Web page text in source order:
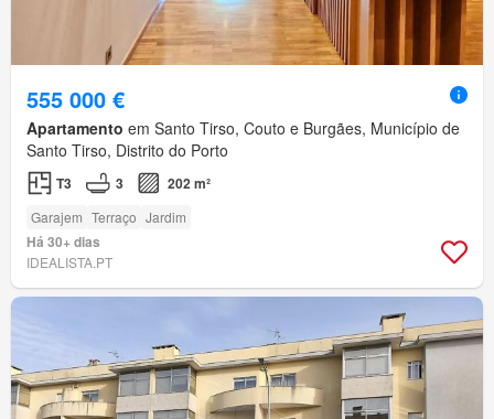
555 000 €
Apartamento em Santo Tirso, Couto e Burgães, Município de
Santo Tirso, Distrito do Porto
T3 3 202 m²
Garajem Terraço Jardim
Há 30+ dias
IDEALISTA.PT